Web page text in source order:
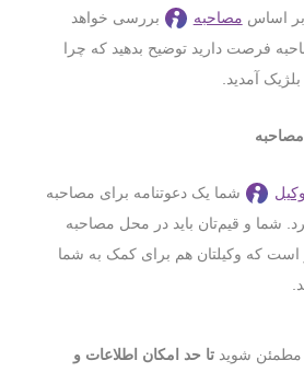
بر اساس مصاحبه
بررسی خواهد
فرصت دارید توضیح بدهید که چرا
آمدید.
وکیل
شما یک دعوتنامه برای مصاحبه
دریافت خواهید کرد. شما و قیم‎‌تان باید در محل مصاحبه
است که وکیلتان هم برای کمک به شما
مطمئن شویدتا حد امکان اطلاعات و